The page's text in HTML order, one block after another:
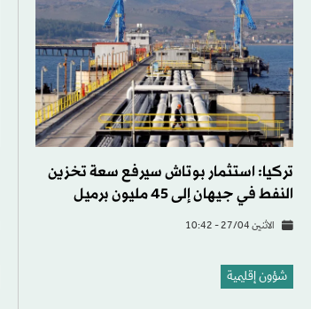
تركيا: استثمار بوتاش سيرفع سعة تخزين
النفط في جيهان إلى 45 مليون برميل
الاثنين 27/04 - 10:42
شؤون إقليمية